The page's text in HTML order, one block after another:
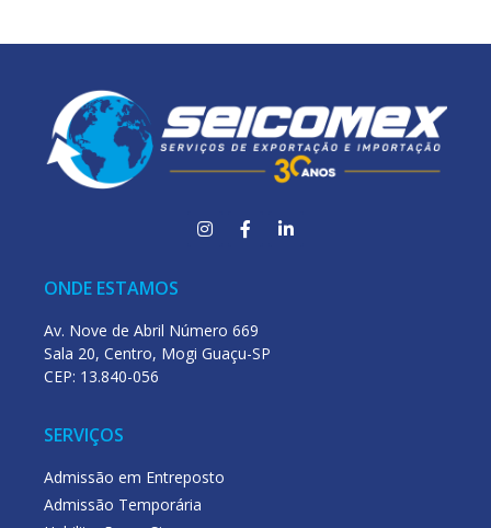
ONDE ESTAMOS
Av. Nove de Abril Número 669
Sala 20, Centro, Mogi Guaçu-SP
CEP: 13.840-056
SERVIÇOS
Admissão em Entreposto
Admissão Temporária